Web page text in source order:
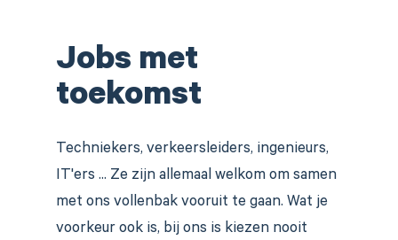
Jobs met
toekomst
Techniekers, verkeersleiders, ingenieurs,
IT'ers ... Ze zijn allemaal welkom om samen
met ons vollenbak vooruit te gaan. Wat je
voorkeur ook is, bij ons is kiezen nooit